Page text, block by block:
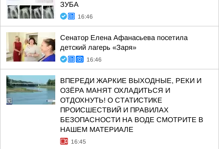
ЗУБА
16:46
Сенатор Елена Афанасьева посетила
детский лагерь «Заря»
16:46
ВПЕРЕДИ ЖАРКИЕ ВЫХОДНЫЕ, РЕКИ И
ОЗЁРА МАНЯТ ОХЛАДИТЬСЯ И
ОТДОХНУТЬ! О СТАТИСТИКЕ
ПРОИСШЕСТВИЙ И ПРАВИЛАХ
БЕЗОПАСНОСТИ НА ВОДЕ СМОТРИТЕ В
НАШЕМ МАТЕРИАЛЕ
16:45